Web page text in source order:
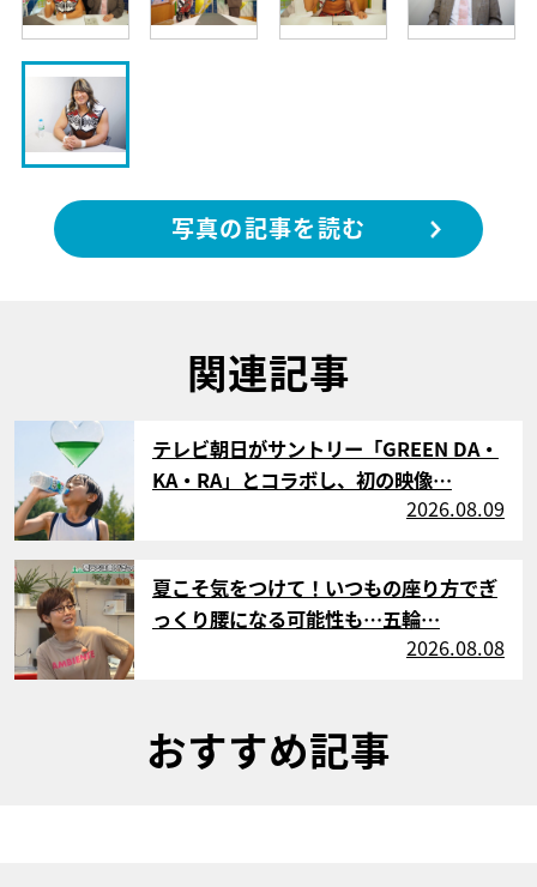
写真の記事を読む
関連記事
テレビ朝日がサントリー「GREEN DA・
KA・RA」とコラボし、初の映像…
2026.08.09
サムネイル
夏こそ気をつけて！いつもの座り方でぎ
っくり腰になる可能性も…五輪…
2026.08.08
おすすめ記事